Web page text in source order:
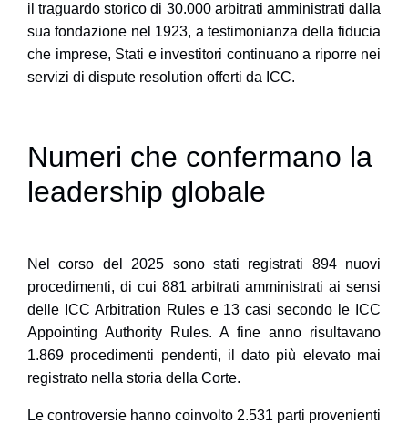
il traguardo storico di 30.000 arbitrati amministrati dalla
sua fondazione nel 1923, a testimonianza della fiducia
che imprese, Stati e investitori continuano a riporre nei
servizi di dispute resolution offerti da ICC.
Numeri che confermano la
leadership globale
Nel corso del 2025 sono stati registrati 894 nuovi
procedimenti, di cui 881 arbitrati amministrati ai sensi
delle ICC Arbitration Rulese 13 casi secondo le ICC
Appointing Authority Rules. A fine anno risultavano
1.869 procedimenti pendenti, il dato più elevato mai
registrato nella storia della Corte.
Le controversie hanno coinvolto 2.531 parti provenienti